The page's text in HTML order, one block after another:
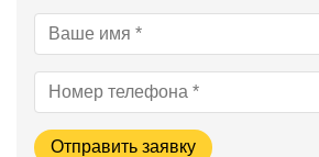
Отправить заявку